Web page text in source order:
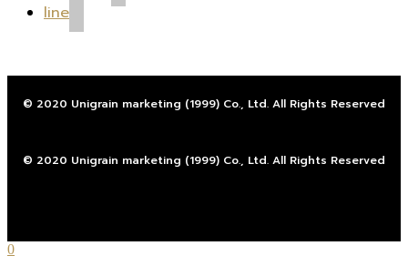
line
© 2020 Unigrain marketing (1999) Co., Ltd. All Rights Reserved
© 2020 Unigrain marketing (1999) Co., Ltd. All Rights Reserved
0